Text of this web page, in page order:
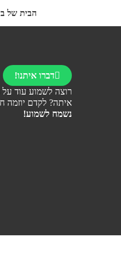
הבית של
דברו איתנו!
רוצה לשמוע עוד על
איתה? לקדם יוזמה
נשמח לשמוע!